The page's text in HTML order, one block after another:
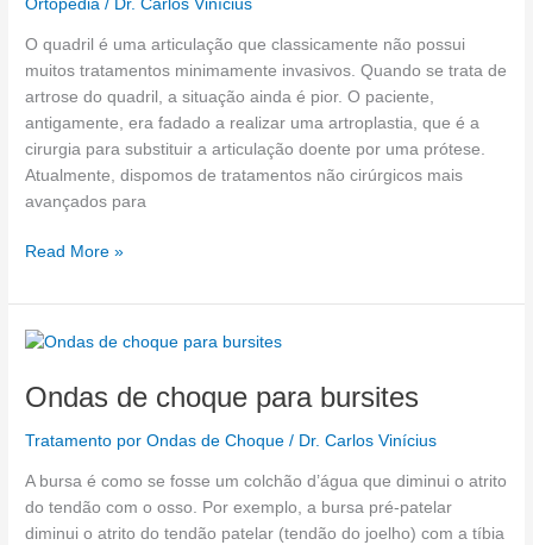
Ortopedia / Dr. Carlos Vinícius
O quadril é uma articulação que classicamente não possui
muitos tratamentos minimamente invasivos. Quando se trata de
artrose do quadril, a situação ainda é pior. O paciente,
antigamente, era fadado a realizar uma artroplastia, que é a
cirurgia para substituir a articulação doente por uma prótese.
Atualmente, dispomos de tratamentos não cirúrgicos mais
avançados para
tratar
artrose
do
quadril
Read More »
Ondas de choque para bursites
Tratamento por Ondas de Choque / Dr. Carlos Vinícius
A bursa é como se fosse um colchão d’água que diminui o atrito
do tendão com o osso. Por exemplo, a bursa pré-patelar
diminui o atrito do tendão patelar (tendão do joelho) com a tíbia
Ondas
choque
bursites